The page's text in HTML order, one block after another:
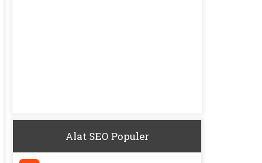
Alat SEO Populer